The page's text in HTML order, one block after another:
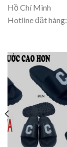
Hồ Chí Minh
Hotline đặt